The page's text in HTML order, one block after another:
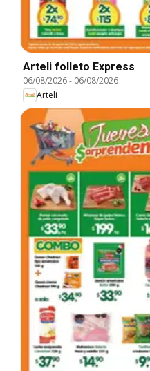
Arteli folleto Express
06/08/2026- 06/08/2026
Arteli